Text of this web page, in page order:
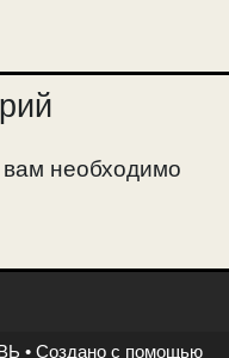
необходимо
• Создано с помощью